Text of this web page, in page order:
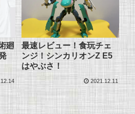
廻
最速レビュー！食玩チェ
ンジ！シンカリオンZ E5
はやぶさ！
2021.12.11